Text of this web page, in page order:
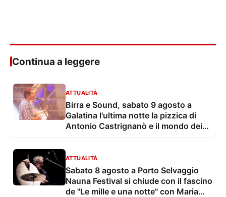
Continua a leggere
ATTUALITÀ
Birra e Sound, sabato 9 agosto a
Galatina l'ultima notte la pizzica di
Antonio Castrignanò e il mondo dei
ATTUALITÀ
Sabato 8 agosto a Porto Selvaggio
Nauna Festival si chiude con il fascino
de "Le mille e una notte" con Maria